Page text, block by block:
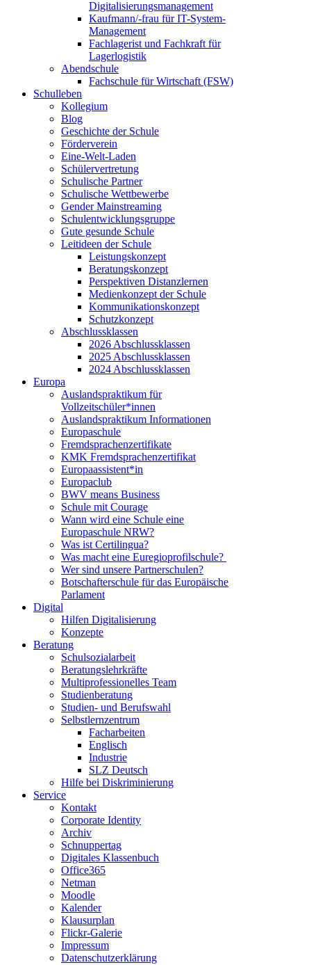
Digitalisierungsmanagement
Kaufmann/-frau für IT-System-
Management
Fachlagerist und Fachkraft für
Lagerlogistik
Abendschule
Fachschule für Wirtschaft (FSW)
Schulleben
Kollegium
Blog
Geschichte der Schule
Förderverein
Eine-Welt-Laden
Schülervertretung
Schulische Partner
Schulische Wettbewerbe
Gender Mainstreaming
Schulentwicklungsgruppe
Gute gesunde Schule
Leitideen der Schule
Leistungskonzept
Beratungskonzept
Perspektiven Distanzlernen
Medienkonzept der Schule
Kommunikationskonzept
Schutzkonzept
Abschlussklassen
2026 Abschlussklassen
2025 Abschlussklassen
2024 Abschlussklassen
Europa
Auslandspraktikum für
Vollzeitschüler*innen
Auslandspraktikum Informationen
Europaschule
Fremdsprachenzertifikate
KMK Fremdsprachenzertifikat
Europaassistent*in
Europaclub
BWV means Business
Schule mit Courage
Wann wird eine Schule eine
Europaschule NRW?
Was ist Certilingua?
Was macht eine Euregioprofilschule?
Wer sind unsere Partnerschulen?
Botschafterschule für das Europäische
Parlament
Digital
Hilfen Digitalisierung
Konzepte
Beratung
Schulsozialarbeit
Beratungslehrkräfte
Multiprofessionelles Team
Studienberatung
Studien- und Berufswahl
Selbstlernzentrum
Facharbeiten
Englisch
Industrie
SLZ Deutsch
Hilfe bei Diskriminierung
Service
Kontakt
Corporate Identity
Archiv
Schnuppertag
Digitales Klassenbuch
Office365
Netman
Moodle
Kalender
Klausurplan
Flickr-Galerie
Impressum
Datenschutzerklärung